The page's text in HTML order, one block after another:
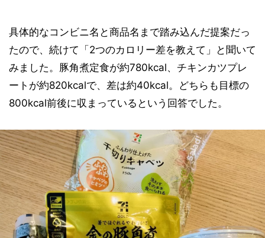
具体的なコンビニ名と商品名まで踏み込んだ提案だっ
たので、続けて「2つのカロリー差を教えて」と聞いて
みました。豚角煮定食が約780kcal、チキンカツプレ
ートが約820kcalで、差は約40kcal。どちらも目標の
800kcal前後に収まっているという回答でした。